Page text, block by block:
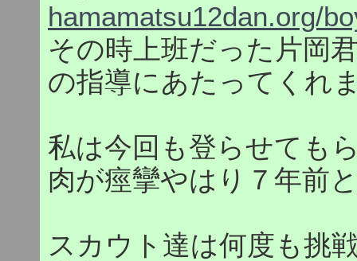
hamamatsu12dan.org/
その時上班だった片岡
の指導にあたってくれ
私は今回も登らせても
肉が痙攣やはり７年前
スカウト達は何度も